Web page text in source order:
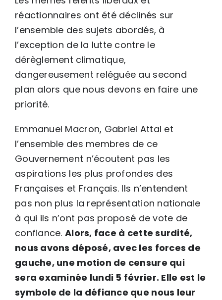
réactionnaires ont été déclinés sur
l’ensemble des sujets abordés, à
l’exception de la lutte contre le
dérèglement climatique,
dangereusement reléguée au second
plan alors que nous devons en faire une
priorité.
Emmanuel Macron, Gabriel Attal et
l’ensemble des membres de ce
Gouvernement n’écoutent pas les
aspirations les plus profondes des
Françaises et Français. Ils n’entendent
pas non plus la représentation nationale
à qui ils n’ont pas proposé de vote de
confiance. Alors, face à cette surdité,
nous avons déposé, avec les forces de
gauche, une motion de censure qui
sera examinée lundi 5 février. Elle est le
symbole de la défiance que nous leur